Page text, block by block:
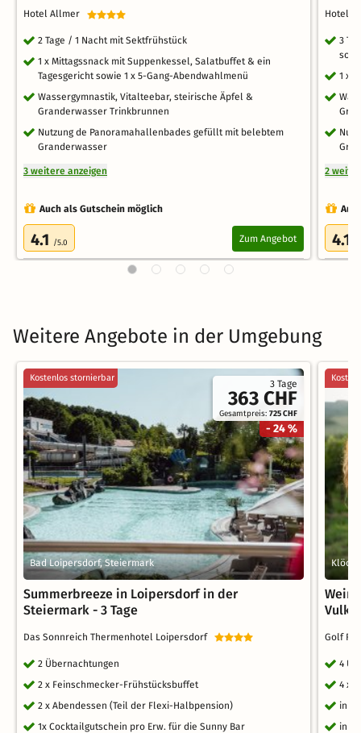
Hotel Allmer
2 Tage / 1 Nacht mit Sektfrühstück
1 x Mittagssnack mit Suppenkessel, Salatbuffet & ein
Tagesgericht sowie 1 x 5-Gang-Abendwahlmenü
Wassergymnastik, Vitalteebar, steirische Äpfel &
Granderwasser Trinkbrunnen
Nutzung de Panoramahallenbades gefüllt mit belebtem
Granderwasser
3 weitere anzeigen
Auch als Gutschein möglich
4.1 /5.0 Zum Angebot
Hotel
3
1 x
2
4.1
Weitere Angebote in der Umgebung
3 Tage
363 CHF
Gesamtpreis:725 CHF
- 24 %
Kostenlos stornierbar
Bad Loipersdorf, Steiermark
Summerbreeze in Loipersdorf in der
Steiermark - 3 Tage
Das Sonnreich Thermenhotel Loipersdorf
2 Übernachtungen
2 x Feinschmecker-Frühstücksbuffet
2 x Abendessen (Teil der Flexi-Halbpension)
1x Cocktailgutschein pro Erw. für die Sunny Bar
Wein
Golf
4
4 x
inkl.
inkl.